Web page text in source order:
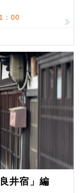
：00
井宿」編